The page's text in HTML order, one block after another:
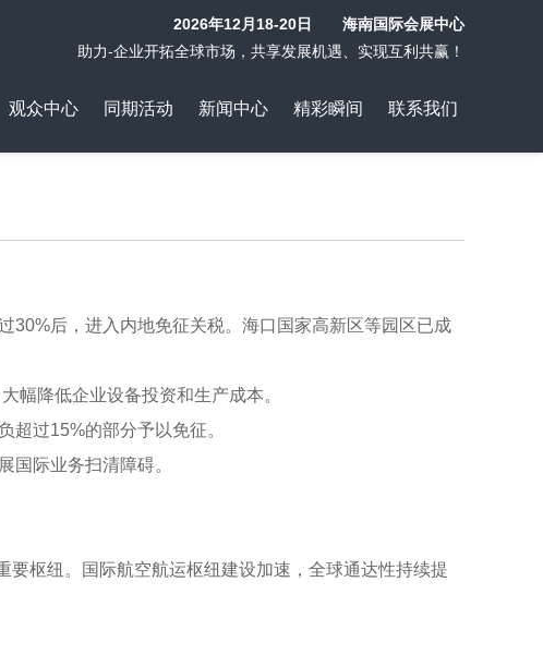
2026年12月18-20日 海南国际会展中心
助力-企业开拓全球市场，共享发展机遇、实现互利共赢！
观众中心 同期活动 新闻中心 精彩瞬间 联系我们
30%后，进入内地免征关税。海口国家高新区等园区已成
幅降低企业设备投资和生产成本。
超过15%的部分予以免征。
国际业务扫清障碍。
枢纽。国际航空航运枢纽建设加速，全球通达性持续提